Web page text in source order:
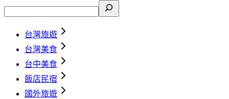
台灣旅遊
台灣美食
台中美食
飯店民宿
國外旅遊